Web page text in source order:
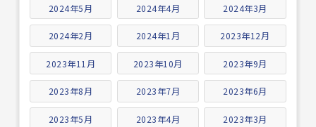
2024年5月 2024年4月 2024年3月
2024年2月 2024年1月 2023年12月
2023年11月 2023年10月 2023年9月
2023年8月 2023年7月 2023年6月
2023年5月 2023年4月 2023年3月